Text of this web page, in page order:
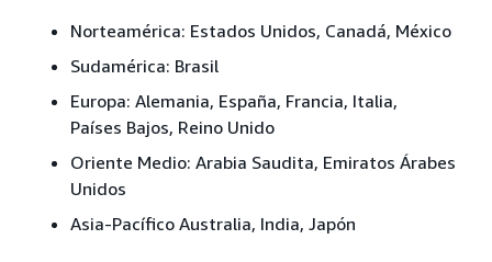
Norteamérica: Estados Unidos, Canadá, México
Sudamérica: Brasil
Europa: Alemania, España, Francia, Italia,
Países Bajos, Reino Unido
Oriente Medio: Arabia Saudita, Emiratos Árabes
Unidos
Asia-Pacífico Australia, India, Japón